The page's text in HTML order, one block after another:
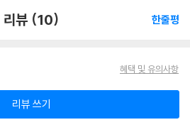
리뷰 (10) 한줄평
혜택 및 유의사항
리뷰 쓰기